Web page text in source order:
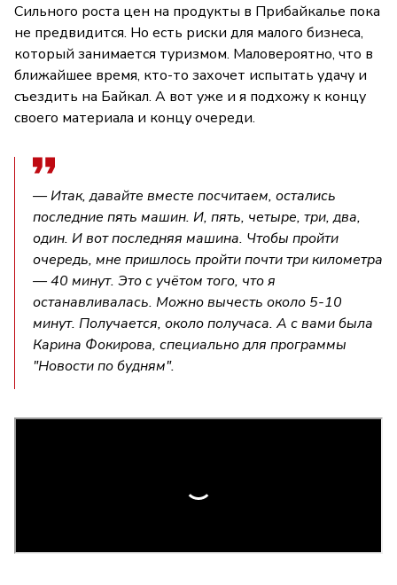
Сильного роста цен на продукты в Прибайкалье пока
не предвидится. Но есть риски для малого бизнеса,
который занимается туризмом. Маловероятно, что в
ближайшее время, кто-то захочет испытать удачу и
съездить на Байкал. А вот уже и я подхожу к концу
своего материала и концу очереди.
— Итак, давайте вместе посчитаем, остались
последние пять машин. И, пять, четыре, три, два,
один. И вот последняя машина. Чтобы пройти
очередь, мне пришлось пройти почти три километра
— 40 минут. Это с учётом того, что я
останавливалась. Можно вычесть около 5-10
минут. Получается, около получаса. А с вами была
Карина Фокирова, специально для программы
"Новости по будням".